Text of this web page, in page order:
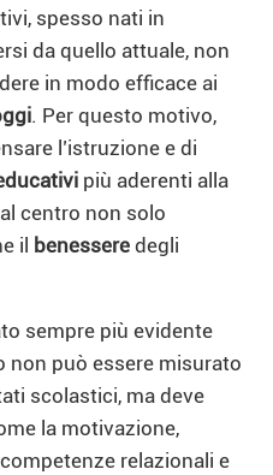
spesso nati in
da quello attuale, non
in modo efficace ai
. Per questo motivo,
l’istruzione e di
più aderenti alla
centro non solo
il benessere degli
sempre più evidente
non può essere misurato
scolastici, ma deve
la motivazione,
relazionali e